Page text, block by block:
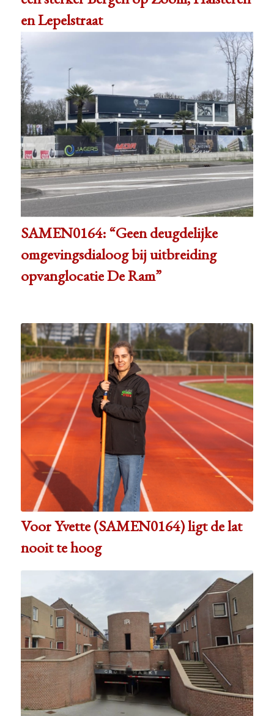
en Lepelstraat
SAMEN0164: “Geen deugdelijke
omgevingsdialoog bij uitbreiding
opvanglocatie De Ram”
Voor Yvette (SAMEN0164) ligt de lat
nooit te hoog